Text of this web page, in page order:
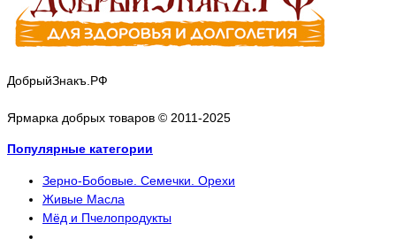
ДобрыйЗнакъ.РФ
Ярмарка добрых товаров © 2011-2025
Популярные категории
Зерно-Бобовые. Семечки. Орехи
Живые Масла
Мёд и Пчелопродукты